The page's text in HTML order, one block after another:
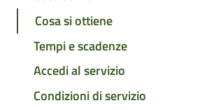
Cosa si ottiene
Tempi e scadenze
Accedi al servizio
Condizioni di servizio